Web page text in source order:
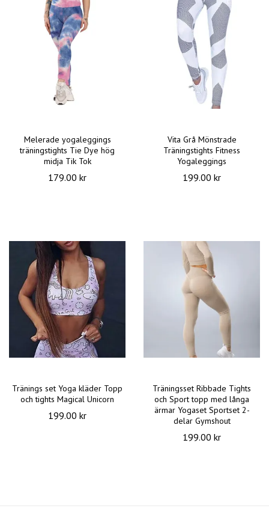
Melerade yogaleggings
träningstights Tie Dye hög
midja Tik Tok
179.00 kr
Vita Grå Mönstrade
Träningstights Fitness
Yogaleggings
199.00 kr
Tränings set Yoga kläder Topp
och tights Magical Unicorn
199.00 kr
Träningsset Ribbade Tights
och Sport topp med långa
ärmar Yogaset Sportset 2-
delar Gymshout
199.00 kr